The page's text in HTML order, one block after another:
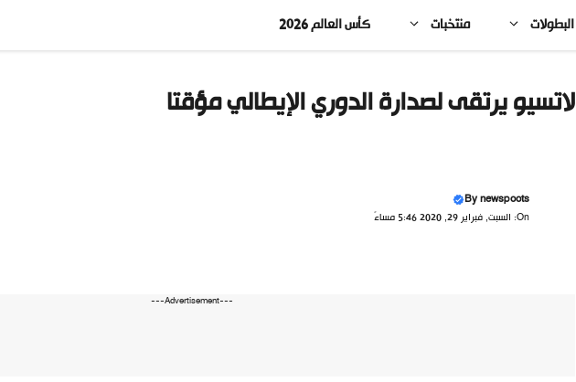
البطولات منتخبات كأس العالم 2026
لاتسيو يرتقى لصدارة الدوري الإيطالي مؤقتا
Bynewspoots
On: السبت, فبراير 29, 2020 5:46 مساءً
---Advertisement---